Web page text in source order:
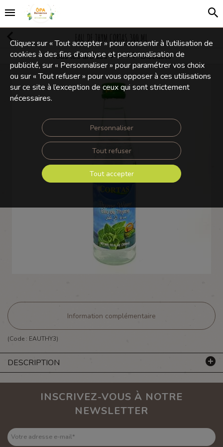
EAU DE THYM CORTAS 300 ML
Tous les articles
Boissons, cafés et thés
Distillats
Information complémentaire
(Code : EAUTHY3)
DESCRIPTION
Cliquez sur « Tout accepter » pour consentir à l'utilisation de
cookies à des fins d’analyse et personnalisation de
publicité, sur « Personnaliser » pour paramétrer vos choix
ou sur « Tout refuser » pour vous opposer à ces utilisations
sur ce site à l’exception de ceux qui sont strictement
nécessaires.
Personnaliser
Tout refuser
Tout accepter
INSCRIVEZ-VOUS À NOTRE
NEWSLETTER
Votre adresse e-mail*